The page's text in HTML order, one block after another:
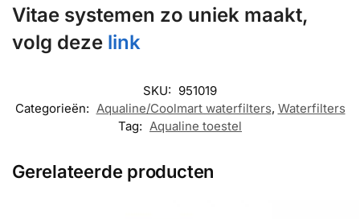
Vitae systemen zo uniek maakt,
volg deze link
SKU: 951019
Categorieën: Aqualine/Coolmart waterfilters, Waterfilters
Tag: Aqualine toestel
Gerelateerde producten